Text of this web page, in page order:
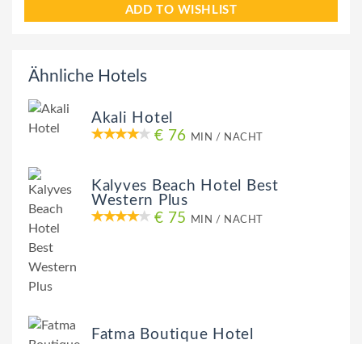
ADD TO WISHLIST
Ähnliche Hotels
Akali Hotel
€ 76 MIN / NACHT
Kalyves Beach Hotel Best
Western Plus
€ 75
MIN / NACHT
Fatma Boutique Hotel